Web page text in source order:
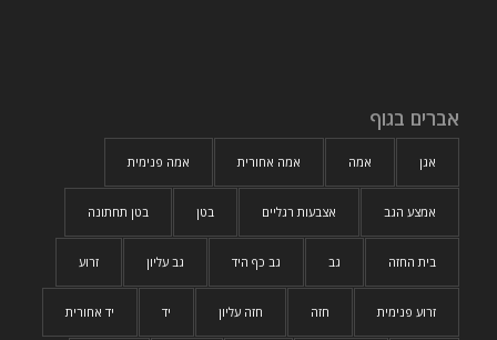
אברים בגוף
אגן אמה אמה אחורית אמה פנימית
אמצע הגב אצבעות רגליים בטן בטן תחתונה
בית החזה גב גב כף היד גב עליון זרוע
זרוע פנימית חזה חזה עליון יד יד אחורית